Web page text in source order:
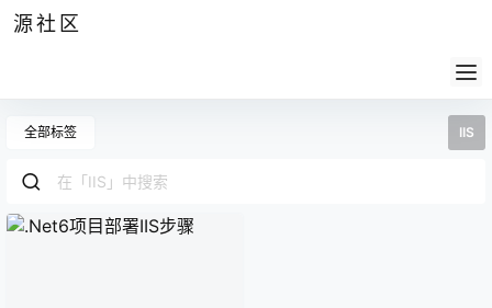
源社区
全部标签 IIS